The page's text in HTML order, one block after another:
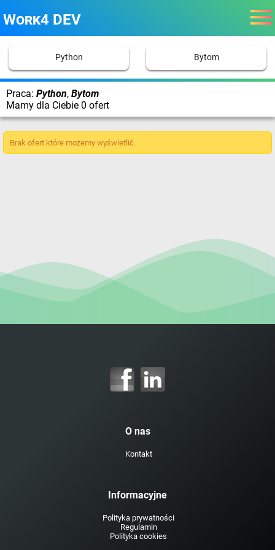
Work4 DEV
Python Bytom
Praca: Python, Bytom
Mamy dla Ciebie 0 ofert
Brak ofert które możemy wyświetlić.
O nas
Kontakt
Informacyjne
Polityka prywatności
Regulamin
Polityka cookies